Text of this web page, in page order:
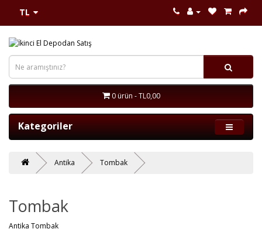
TL
0 ürün - TL0,00
Kategoriler
Antika Tombak
Tombak
Antika Tombak